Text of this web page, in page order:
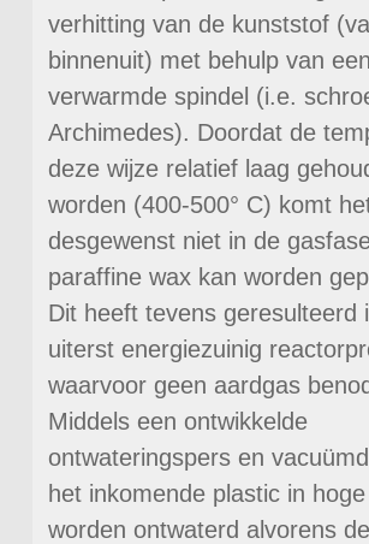
verhitting van de kunststof
binnenuit) met behulp van
verwarmde spindel (i.e.
Archimedes). Doordat de
deze wijze relatief laag
worden (400-500° C) komt
desgewenst niet in de
paraffine wax kan worden
Dit heeft tevens geresulteerd
uiterst energiezuinig
waarvoor geen aardgas
Middels een ontwikkelde
ontwateringspers en
het inkomende plastic in
worden ontwaterd alvorens